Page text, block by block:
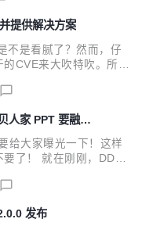
提供解决方案
不是看腻了？然而，仔
CVE来大吹特吹。所
家不要去下载一些利用
有官宣。 就在不久前
篇名为《Spring Fram
文章，官宣了最近网
的CVE，如...
人家 PPT 要融
给大家曝光一下！这样
了！ 就在刚刚，DD看
标题、文字、图标都没有
术圈的现状。因为这样
发布